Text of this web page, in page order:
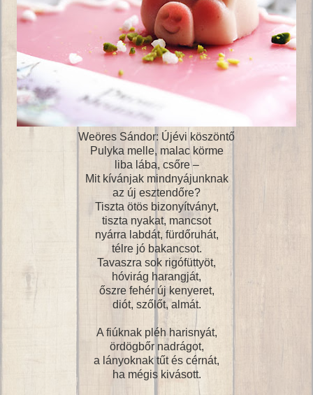
Weöres Sándor: Újévi köszöntő
Pulyka melle, malac körme
liba lába, csőre –
Mit kívánjak mindnyájunknak
az új esztendőre?
Tiszta ötös bizonyítványt,
tiszta nyakat, mancsot
nyárra labdát, fürdőruhát,
télre jó bakancsot.
Tavaszra sok rigófüttyöt,
hóvirág harangját,
őszre fehér új kenyeret,
diót, szőlőt, almát.
A fiúknak pléh harisnyát,
ördögbőr nadrágot,
a lányoknak tűt és cérnát,
ha mégis kivásott.